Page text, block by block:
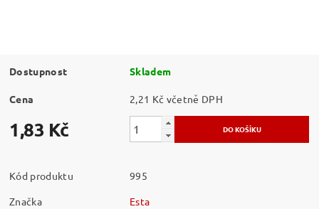
Dostupnost Skladem
Cena 2,21 Kč včetně DPH
1,83 Kč
Kód produktu
995
Značka
Esta